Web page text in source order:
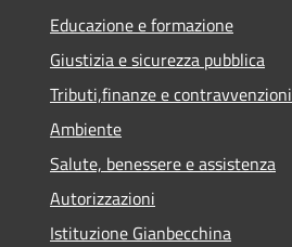
Educazione e formazione
Giustizia e sicurezza pubblica
Tributi,finanze e contravvenzioni
Ambiente
Salute, benessere e assistenza
Autorizzazioni
Istituzione Gianbecchina